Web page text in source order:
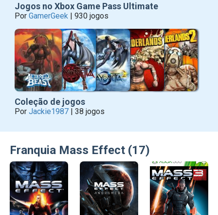
Jogos no Xbox Game Pass Ultimate
Por GamerGeek | 930 jogos
Coleção de jogos
Por Jackie1987 | 38 jogos
Franquia Mass Effect (17)